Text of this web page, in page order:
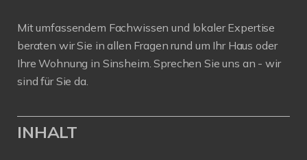
Mit umfassendem Fachwissen und lokaler Expertise
beraten wir Sie in allen Fragen rund um Ihr Haus oder
Ihre Wohnung in Sinsheim. Sprechen Sie uns an - wir
sind für Sie da.
INHALT